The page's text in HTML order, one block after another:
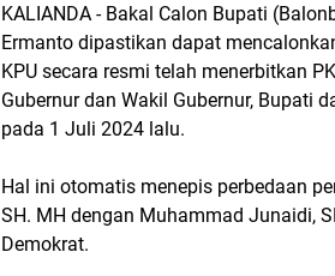
KALIANDA - Bakal Calon Bupati
Ermanto dipastikan dapat
KPU secara resmi telah menerbitkan
Gubernur dan Wakil Gubernur, Bupati
pada 1 Juli 2024 lalu.
Hal ini otomatis menepis perbedaan
SH. MH dengan Muhammad Junaidi,
Demokrat.